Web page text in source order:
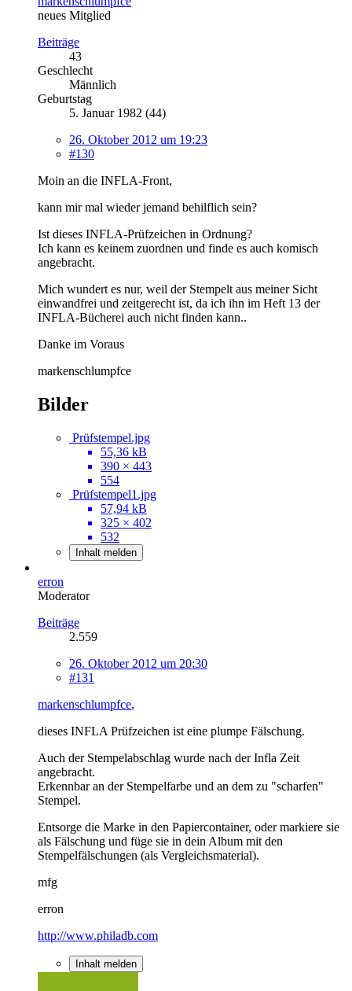
neues Mitglied
Beiträge
43
Geschlecht
Männlich
Geburtstag
5. Januar 1982 (44)
26. Oktober 2012 um 19:23
#130
Moin an die INFLA-Front,
kann mir mal wieder jemand behilflich sein?
Ist dieses INFLA-Prüfzeichen in Ordnung?
Ich kann es keinem zuordnen und finde es auch komisch
angebracht.
Mich wundert es nur, weil der Stempelt aus meiner Sicht
einwandfrei und zeitgerecht ist, da ich ihn im Heft 13 der
INFLA-Bücherei auch nicht finden kann..
Danke im Voraus
markenschlumpfce
Bilder
Prüfstempel.jpg
55,36 kB
390 × 443
554
Prüfstempel1.jpg
57,94 kB
325 × 402
532
Inhalt melden
erron
Moderator
Beiträge
2.559
26. Oktober 2012 um 20:30
#131
markenschlumpfce,
dieses INFLA Prüfzeichen ist eine plumpe Fälschung.
Auch der Stempelabschlag wurde nach der Infla Zeit
angebracht.
Erkennbar an der Stempelfarbe und an dem zu "scharfen"
Stempel.
Entsorge die Marke in den Papiercontainer, oder markiere sie
als Fälschung und füge sie in dein Album mit den
Stempelfälschungen (als Vergleichsmaterial).
mfg
erron
http://www.philadb.com
Inhalt melden